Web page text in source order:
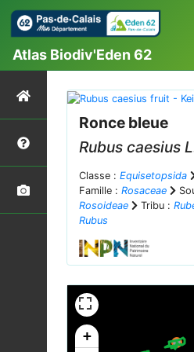
Atlas Biodiv'Eden 62
Ronce bleue
Rubus caesius
Classe : Equisetopsida
Famille : Rosaceae
Rosoideae
Tribu :
Rubus
+